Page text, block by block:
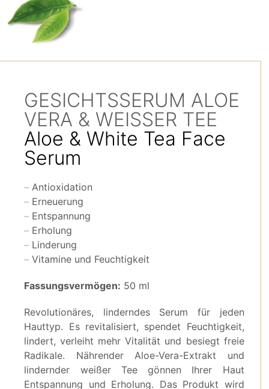
GESICHTSSERUM ALOE
VERA & WEISSER TEE
Aloe & White Tea Face
Serum
Antioxidation
Erneuerung
Entspannung
Erholung
Linderung
Vitamine und Feuchtigkeit
Fassungsvermögen: 50 ml
Revolutionäres, linderndes Serum für jeden
Hauttyp. Es revitalisiert, spendet Feuchtigkeit,
lindert, verleiht mehr Vitalität und besiegt freie
Radikale. Nährender Aloe-Vera-Extrakt und
lindernder weißer Tee gönnen Ihrer Haut
Entspannung und Erholung. Das Produkt wird